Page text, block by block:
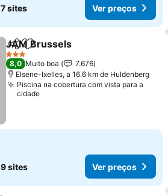
7 sites Ver preços
PartilharAdicionar aos favoritos
JAM Brussels
3 Estrelas
8,0 Muito boa
7.676
Elsene-Ixelles, a 16.6 km de Huldenberg
Piscina na cobertura com vista para a
cidade
9 sites Ver preços